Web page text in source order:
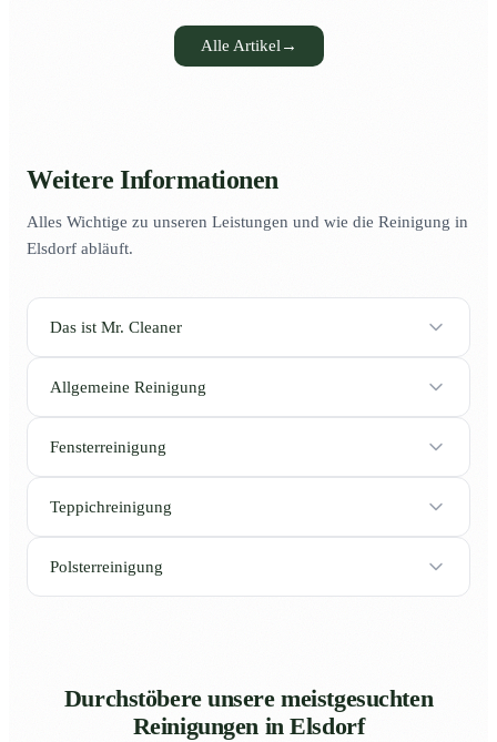
Alle Artikel→
Weitere Informationen
Alles Wichtige zu unseren Leistungen und wie die Reinigung in
Elsdorf abläuft.
Das ist Mr. Cleaner
Allgemeine Reinigung
Fensterreinigung
Teppichreinigung
Polsterreinigung
Durchstöbere unsere meistgesuchten
Reinigungen in Elsdorf